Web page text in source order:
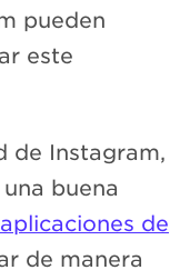
pueden
este
de Instagram,
buena
de
de manera